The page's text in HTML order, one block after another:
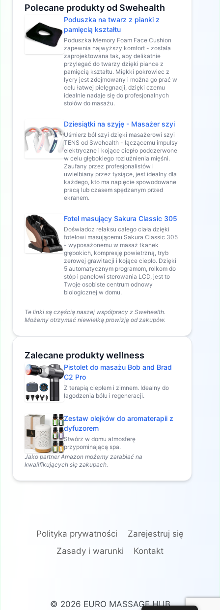
Polecane produkty od Swehealth
Poduszka na twarz z pianki z
pamięcią kształtu
Poduszka Memory Foam Face Cushion
zapewnia najwyższy komfort - została
zaprojektowana tak, aby delikatnie
przylegać do twarzy dzięki piance z
pamięcią kształtu. Miękki pokrowiec z
lycry jest zdejmowany i można go prać w
celu łatwej pielęgnacji, dzięki czemu
idealnie nadaje się do profesjonalnych
stołów do masażu.
Dziesiątki na szyję - Masażer szyi
Uśmierz ból szyi dzięki masażerowi szyi
TENS od Swehealth - łączącemu impulsy
elektryczne i kojące ciepło podczerwone
w celu głębokiego rozluźnienia mięśni.
Zaufany przez profesjonalistów i
uwielbiany przez tysiące, jest idealny dla
każdego, kto ma napięcie spowodowane
pracą lub czasem spędzanym przed
ekranem.
Fotel masujący Sakura Classic 305
Doświadcz relaksu całego ciała dzięki
fotelowi masującemu Sakura Classic 305
- wyposażonemu w masaż tkanek
głębokich, kompresję powietrzną, tryb
zerowej grawitacji i kojące ciepło. Dzięki
5 automatycznym programom, rolkom do
stóp i panelowi sterowania LCD, jest to
Twoje osobiste centrum odnowy
biologicznej w domu.
Te linki są częścią naszej współpracy z Swehealth.
Możemy otrzymać niewielką prowizję od zakupów.
Zalecane produkty wellness
Pistolet do masażu Bob and Brad
C2 Pro
Z terapią ciepłem i zimnem. Idealny do
łagodzenia bólu i regeneracji.
Zestaw olejków do aromaterapii z
dyfuzorem
Stwórz w domu atmosferę
przypominającą spa.
Jako partner Amazon możemy zarabiać na
kwalifikujących się zakupach.
Polityka prywatności
Zarejestruj się
Zasady i warunki
Kontakt
© 2026 EURO MASSAGE HUB